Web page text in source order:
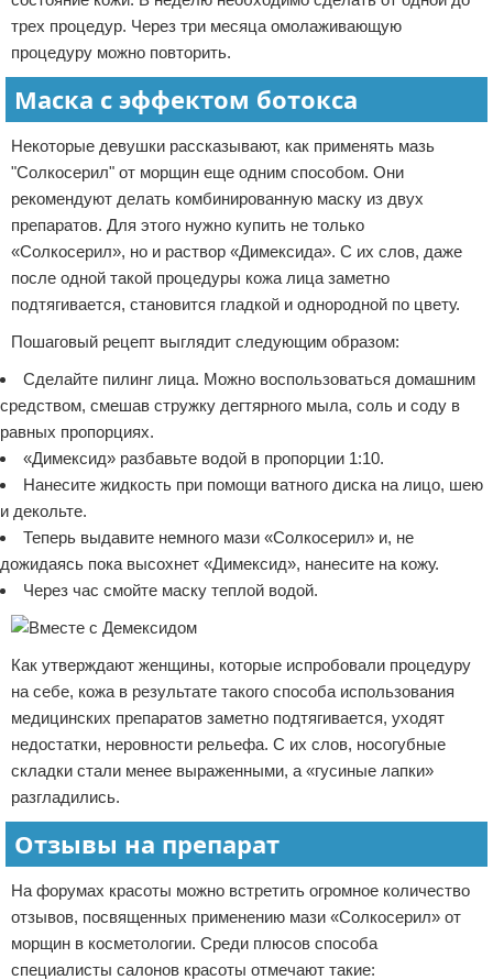
трех процедур. Через три месяца омолаживающую
процедуру можно повторить.
Маска с эффектом ботокса
Некоторые девушки рассказывают, как применять мазь
"Солкосерил" от морщин еще одним способом. Они
рекомендуют делать комбинированную маску из двух
препаратов. Для этого нужно купить не только
«Солкосерил», но и раствор «Димексида». С их слов, даже
после одной такой процедуры кожа лица заметно
подтягивается, становится гладкой и однородной по цвету.
Пошаговый рецепт выглядит следующим образом:
Сделайте пилинг лица. Можно воспользоваться домашним
средством, смешав стружку дегтярного мыла, соль и соду в
равных пропорциях.
«Димексид» разбавьте водой в пропорции 1:10.
Нанесите жидкость при помощи ватного диска на лицо, шею
и декольте.
Теперь выдавите немного мази «Солкосерил» и, не
дожидаясь пока высохнет «Димексид», нанесите на кожу.
Через час смойте маску теплой водой.
Как утверждают женщины, которые испробовали процедуру
на себе, кожа в результате такого способа использования
медицинских препаратов заметно подтягивается, уходят
недостатки, неровности рельефа. С их слов, носогубные
складки стали менее выраженными, а «гусиные лапки»
разгладились.
Отзывы на препарат
На форумах красоты можно встретить огромное количество
отзывов, посвященных применению мази «Солкосерил» от
морщин в косметологии. Среди плюсов способа
специалисты салонов красоты отмечают такие: